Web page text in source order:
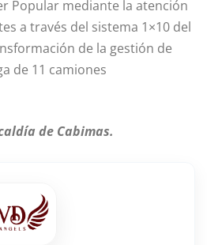
Popular mediante la atención
a través del sistema 1×10 del
de la gestión de
de 11 camiones
de Cabimas.